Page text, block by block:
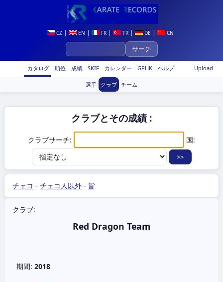
CZ| EN | FR| TR| DE | CN
Upload
カタログ 順位 成績 SKIF カレンダー GPHK ヘルプ
選手 クラブ チーム
クラブとその成績 :
クラブサーチ: 国:
チェコ - チェコ人以外 - 皆
クラブ:
Red Dragon Team
期間: 2018